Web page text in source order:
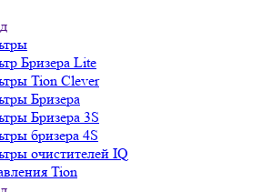
Бризера Lite
Tion Clever
Бризера
Бризера 3S
бризера 4S
очистителей IQ
Tion